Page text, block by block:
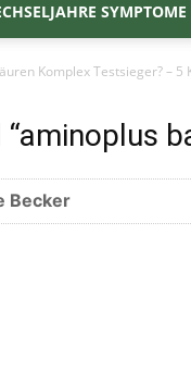
SYMPTOME
Komplex Testsieger? – 5
“aminoplus
Becker